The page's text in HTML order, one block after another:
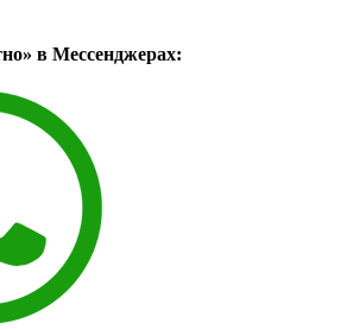
в Мессенджерах: